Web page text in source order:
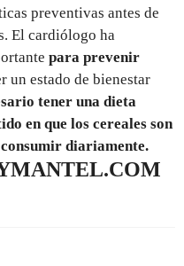
preventivas antes de
El cardiólogo ha
para prevenir
un estado de bienestar
tener una dieta
en que los cereales son
consumir diariamente.